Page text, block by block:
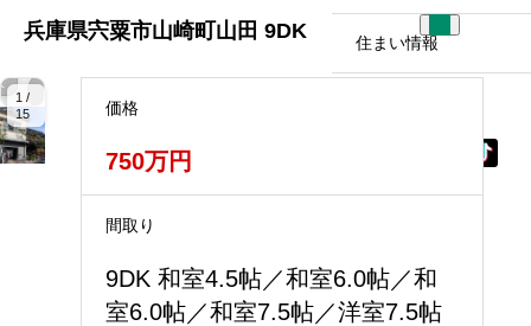
住まい情報
兵庫県宍粟市山崎町山田 9DK
1 /
15
大
大
大
大
大
大
大
大
大
大
価格
750万円
間取り
9DK 和室4.5帖／和室6.0帖／和
室6.0帖／和室7.5帖／洋室7.5帖